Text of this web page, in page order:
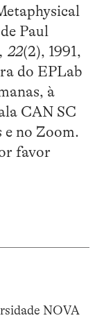
Paul
22(2), 1991,
do EPLab
à
CAN SC
no Zoom.
favor
NOVA